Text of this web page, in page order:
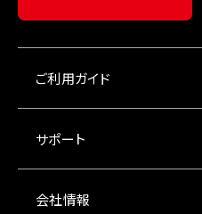
ご利用ガイド
サポート
会社情報